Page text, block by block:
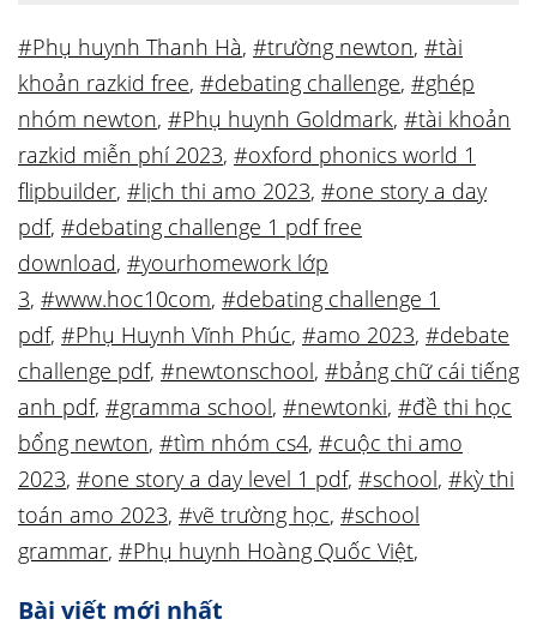
#Phụ huynh Thanh Hà, #trường newton, #tài
khoản razkid free, #debating challenge, #ghép
nhóm newton, #Phụ huynh Goldmark, #tài khoản
razkid miễn phí 2023, #oxford phonics world 1
flipbuilder, #lịch thi amo 2023, #one story a day
pdf, #debating challenge 1 pdf free
download, #yourhomework lớp
3, #www.hoc10com, #debating challenge 1
pdf, #Phụ Huynh Vĩnh Phúc, #amo 2023, #debate
challenge pdf, #newtonschool, #bảng chữ cái tiếng
anh pdf, #gramma school, #newtonki, #đề thi học
bổng newton, #tìm nhóm cs4, #cuộc thi amo
2023, #one story a day level 1 pdf, #school, #kỳ thi
toán amo 2023, #vẽ trường học, #school
grammar, #Phụ huynh Hoàng Quốc Việt,
Bài viết mới nhất